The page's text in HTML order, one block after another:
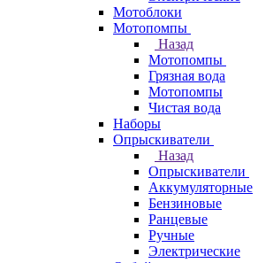
Мотоблоки
Мотопомпы
Назад
Мотопомпы
Грязная вода
Мотопомпы
Чистая вода
Наборы
Опрыскиватели
Назад
Опрыскиватели
Аккумуляторные
Бензиновые
Ранцевые
Ручные
Электрические